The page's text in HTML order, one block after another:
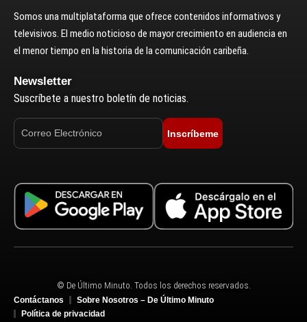
Somos una multiplataforma que ofrece contenidos informativos y
televisivos. El medio noticioso de mayor crecimiento en audiencia en
el menor tiempo en la historia de la comunicación caribeña.
Newsletter
Suscríbete a nuestro boletín de noticias.
Inscríbeme
© De Último Minuto. Todos los derechos reservados.
Contáctanos
Sobre Nosotros – De Último Minuto
Política de privacidad